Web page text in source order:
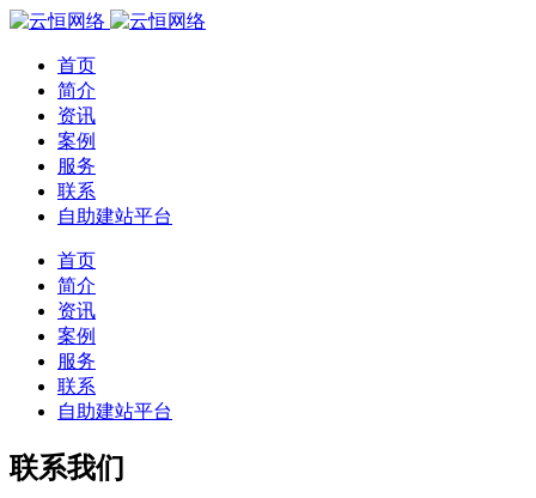
首页
简介
资讯
案例
服务
联系
自助建站平台
首页
简介
资讯
案例
服务
联系
自助建站平台
联系我们